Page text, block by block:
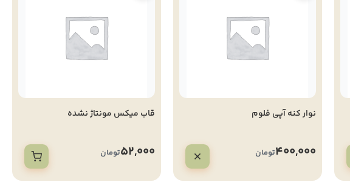
نوار کنه آپی فلوم
400,000تومان
قاب میکس مونتاژ نشده
52,000تومان